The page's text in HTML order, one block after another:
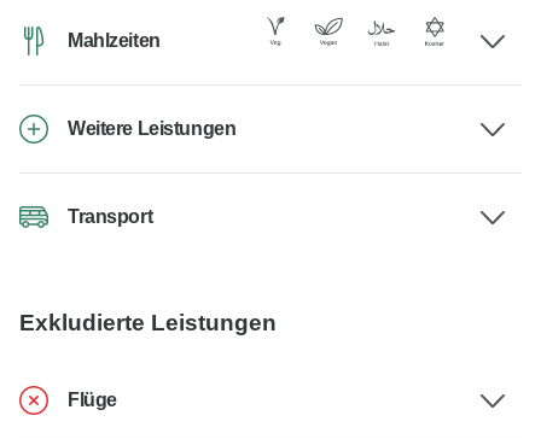
Mahlzeiten
Weitere Leistungen
Transport
Exkludierte Leistungen
Flüge